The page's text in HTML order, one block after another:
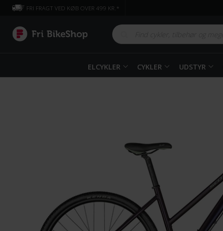
FRI FRAGT VED KØB OVER 499 KR.*
ELCYKLER CYKLER UDSTYR